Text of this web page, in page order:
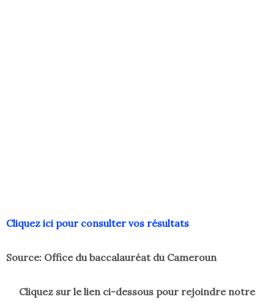
Cliquez ici pour consulter vos résultats
Source: Office du baccalauréat du Cameroun
Cliquez sur le lien ci-dessous pour rejoindre notre